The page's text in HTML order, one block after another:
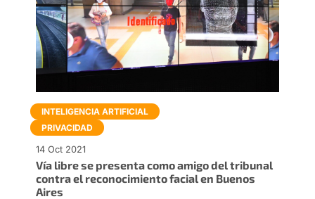
Vía libre se presenta como amigo del tribunal
contra el reconocimiento facial en Buenos
Aires
14 Oct 2021
INTELIGENCIA ARTIFICIAL
PRIVACIDAD